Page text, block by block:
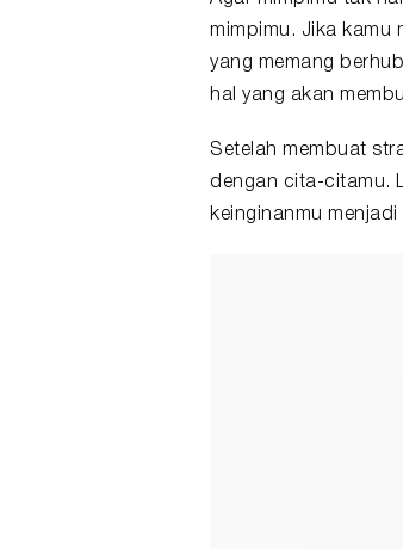
mimpimu. Jika kamu
yang memang
hal yang akan
Setelah membuat
dengan cita-citamu.
keinginanmu menjadi